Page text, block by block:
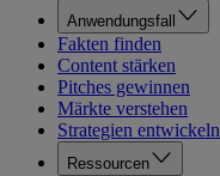
Anwendungsfall
Fakten finden
Content stärken
Pitches gewinnen
Märkte verstehen
Strategien entwickeln
Ressourcen